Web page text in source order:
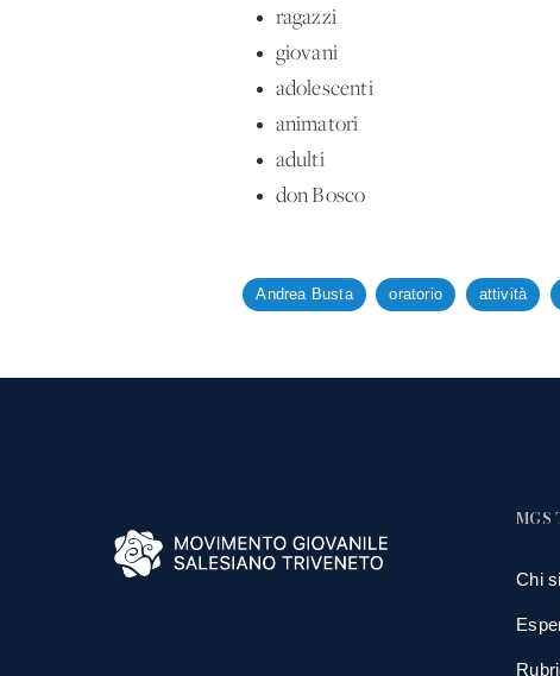
ragazzi
giovani
adolescenti
animatori
adulti
don Bosco
Andrea Busta oratorio attività
MGS
Chi